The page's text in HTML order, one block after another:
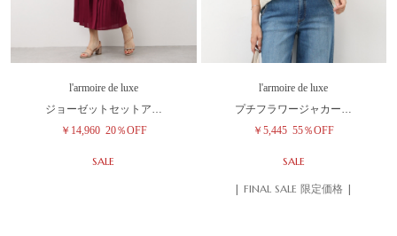
l'armoire de luxe
ジョーゼットセットア…
￥14,960 20％OFF
SALE
l'armoire de luxe
プチフラワージャカー…
￥5,445 55％OFF
SALE
| FINAL SALE 限定価格 |